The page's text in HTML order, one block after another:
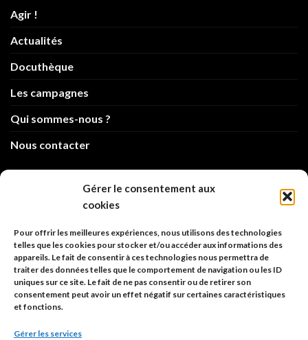
Gérer le consentement aux
cookies
Pour offrir les meilleures expériences, nous utilisons des technologies
telles que les cookies pour stocker et/ou accéder aux informations des
appareils. Le fait de consentir à ces technologies nous permettra de
traiter des données telles que le comportement de navigation ou les ID
uniques sur ce site. Le fait de ne pas consentir ou de retirer son
consentement peut avoir un effet négatif sur certaines caractéristiques
et fonctions.
Gérer les services
Agir !
Actualités
Docuthèque
Les campagnes
Qui sommes-nous ?
Nous contacter
info@code-animal.com
Code Animal
26, rue principale
67480 Roppenheim
Adresse à utiliser pour les envois en AR.